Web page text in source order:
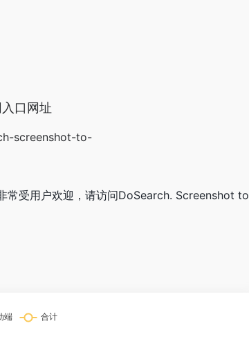
口网址
screenshot-to-
受用户欢迎，请访问DoSearch. Screenshot to